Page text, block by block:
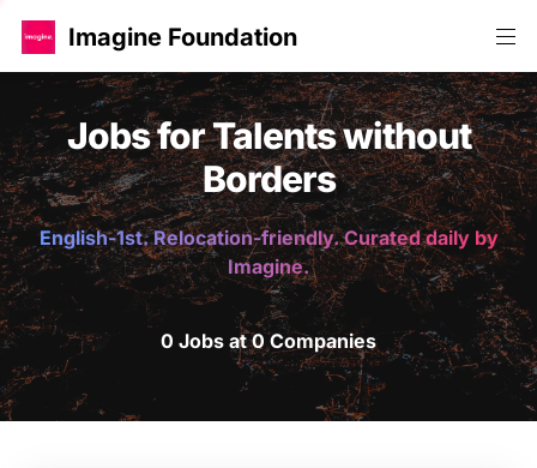
Imagine Foundation
Jobs for Talents without
Borders
English-1st. Relocation-friendly. Curated daily by
Imagine.
0 Jobs at 0 Companies